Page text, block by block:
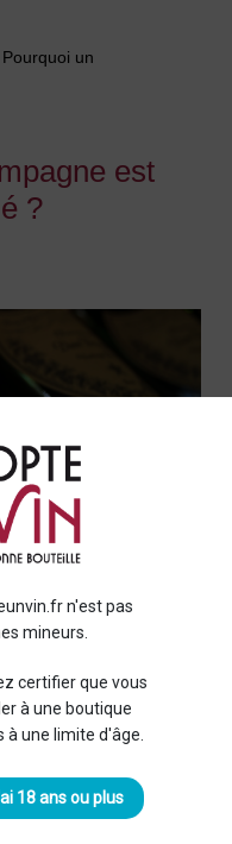
n'est pas
mineurs.
certifier que vous
à une boutique
à une limite d'âge.
18 ans ou plus
Pourquoi un
est
?
joyau des caves de la
des amateurs de
de la renommée de la
ces cuvées font tant
des raisins
unique, contribue à
Noir et le Pinot
variations climatiques,